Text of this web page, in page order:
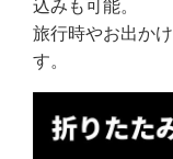
込みも可能。
旅行時やお出か
す。